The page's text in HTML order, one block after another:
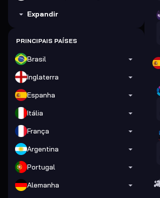
Expandir
PRINCIPAIS PAÍSES
Brasil
Inglaterra
Espanha
Itália
França
Argentina
Portugal
Alemanha